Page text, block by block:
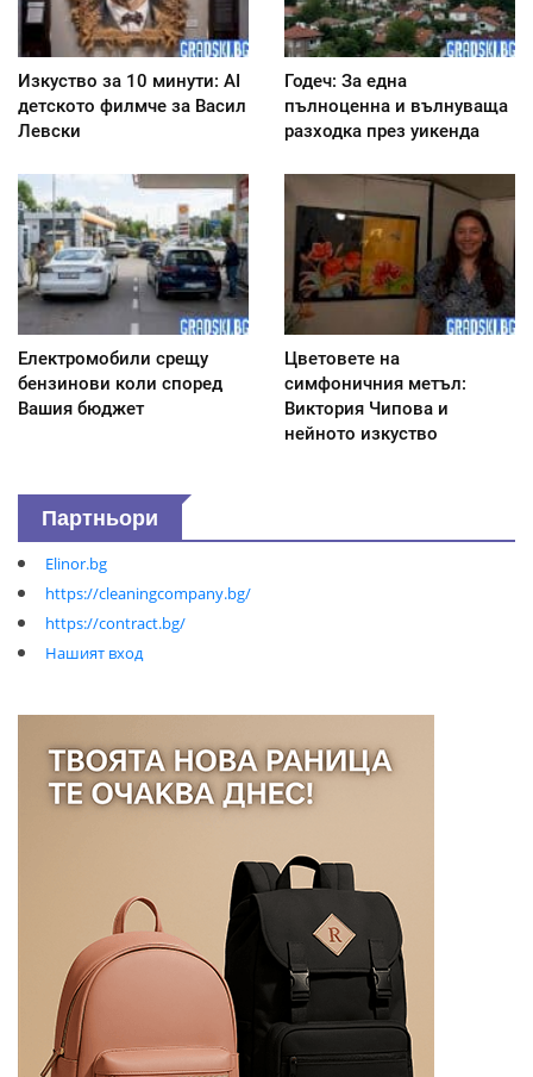
Изкуство за 10 минути: AI
детското филмче за Васил
Левски
Годеч: За една
пълноценна и вълнуваща
разходка през уикенда
Електромобили срещу
бензинови коли според
Вашия бюджет
Цветовете на
симфоничния метъл:
Виктория Чипова и
нейното изкуство
Партньори
Elinor.bg
https://cleaningcompany.bg/
https://contract.bg/
Нашият вход